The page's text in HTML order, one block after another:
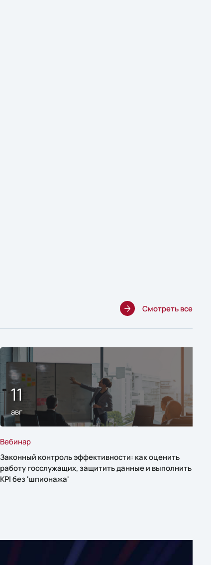
Смотреть все
11
авг
Вебинар
Законный контроль эффективности: как оценить
работу госслужащих, защитить данные и выполнить
KPI без 'шпионажа'